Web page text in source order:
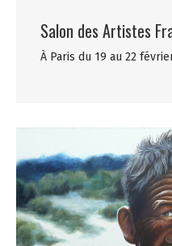
Salon des Artistes
À Paris du 19 au 22